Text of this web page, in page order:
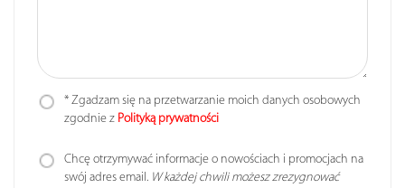
* Zgadzam się na przetwarzanie moich danych osobowych
zgodnie z Polityką prywatności
Chcę otrzymywać informacje o nowościach i promocjach na
swój adres email. W każdej chwili możesz zrezygnować